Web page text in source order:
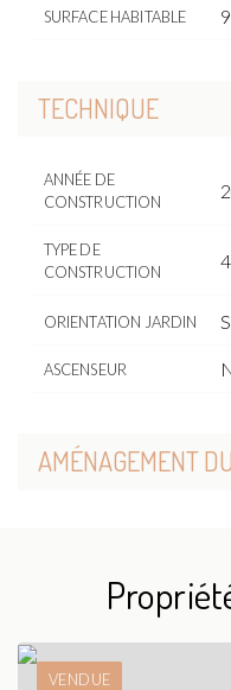
SURFACE HABITABLE
TECHNIQUE
ANNÉE DE
CONSTRUCTION
TYPE DE
CONSTRUCTION
ORIENTATION JARDIN
ASCENSEUR
AMÉNAGEMENT
VENDUE